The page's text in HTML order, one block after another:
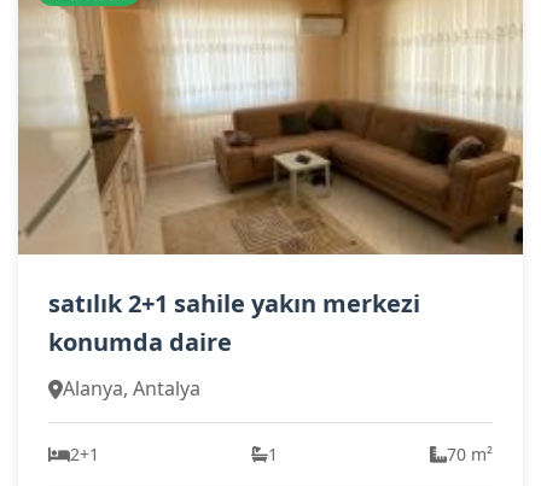
satılık 2+1 sahile yakın merkezi
konumda daire
Alanya, Antalya
2+1 1 70 m²